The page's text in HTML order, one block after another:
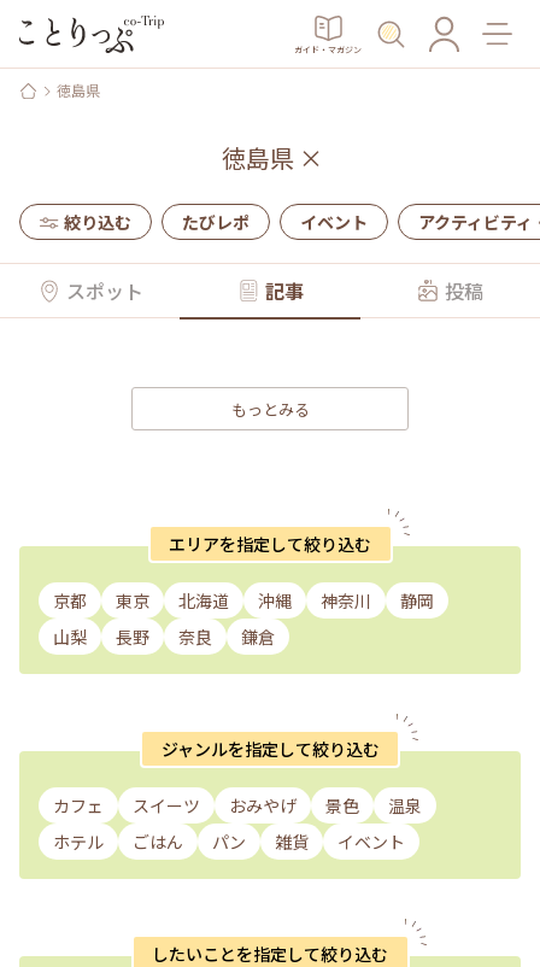
ガイド・マガジン
徳島県
徳島県 ×
絞り込む たびレポ イベント アクティビティ
スポット 記事 投稿
もっとみる
エリアを指定して絞り込む
京都 東京 北海道 沖縄 神奈川
静岡
山梨
長野 奈良 鎌倉
ジャンルを指定して絞り込む
カフェ スイーツ おみやげ 景色
温泉
ホテル
ごはん パン 雑貨 イベント
したいことを指定して絞り込む